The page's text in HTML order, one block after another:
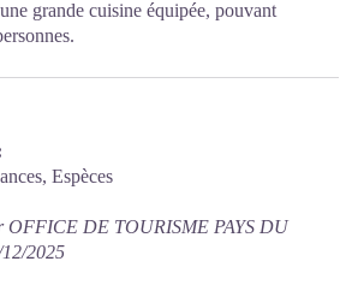
grande cuisine équipée, pouvant
Espèces
OFFICE DE TOURISME PAYS DU
2025